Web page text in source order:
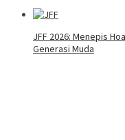
JFF 2026: Menepis
Generasi Muda